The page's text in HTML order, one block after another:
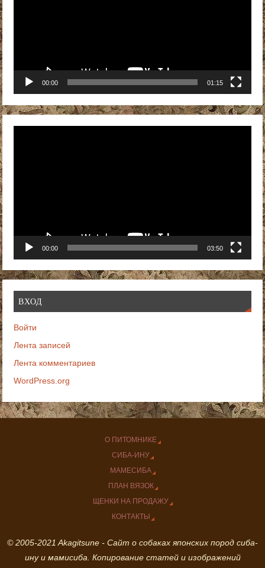
00:00 01:15
00:00 03:50
ВХОД
Войти
Лента записей
Лента комментариев
WordPress.org
О ПИТОМНИКЕ
СИБА-ИНУ
МАМЕСИБА
ПЛАН ВЯЗОК
ЩЕНКИ НА ПРОДАЖУ
КОНТАКТЫ
© 2005-2021 Akagitsune - Сайт о собаках японских пород сиба-
ину и мамисиба. Копирование статей и изображений